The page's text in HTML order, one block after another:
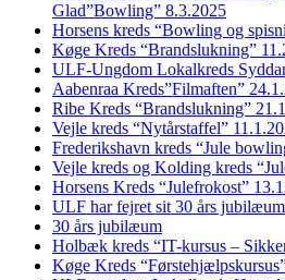
Glad”Bowling” 8.3.2025
Horsens kreds “Bowling og
Køge Kreds “Brandslukning”
ULF-Ungdom Lokalkreds
Aabenraa Kreds”Filmaften”
Ribe Kreds “Brandslukning”
Vejle kreds “Nytårstaffel”
Frederikshavn kreds “Jule
Vejle kreds og Kolding kreds
Horsens Kreds “Julefrokost”
ULF har fejret sit 30 års jubilæum
30 års jubilæum
Holbæk kreds “IT-kursus –
Køge Kreds